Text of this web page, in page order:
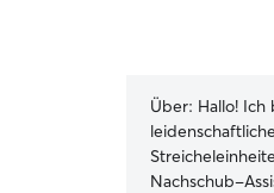
Über: Hallo! Ich
Nachschub-Assistentin